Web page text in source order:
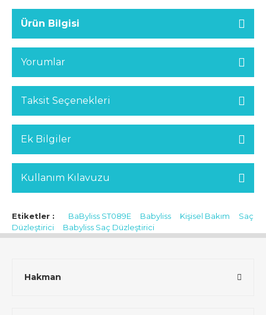
Ürün Bilgisi
Yorumlar
Taksit Seçenekleri
Ek Bilgiler
Kullanım Kılavuzu
Etiketler : BaByliss ST089E Babyliss Kişisel Bakım
Saç
Düzleştirici
Babyliss Saç Düzleştirici
Hakman